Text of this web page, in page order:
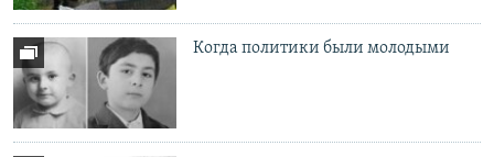
Когда политики были молодыми